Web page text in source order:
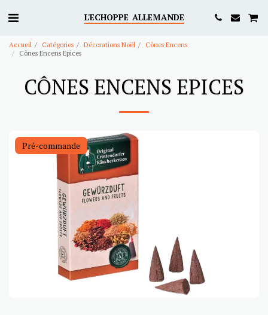
L'ECHOPPE ALLEMANDE
Accueil Catégories Décorations Noël
Cônes Encens
Cônes Encens Epices
CÔNES ENCENS EPICES
Pré-commande